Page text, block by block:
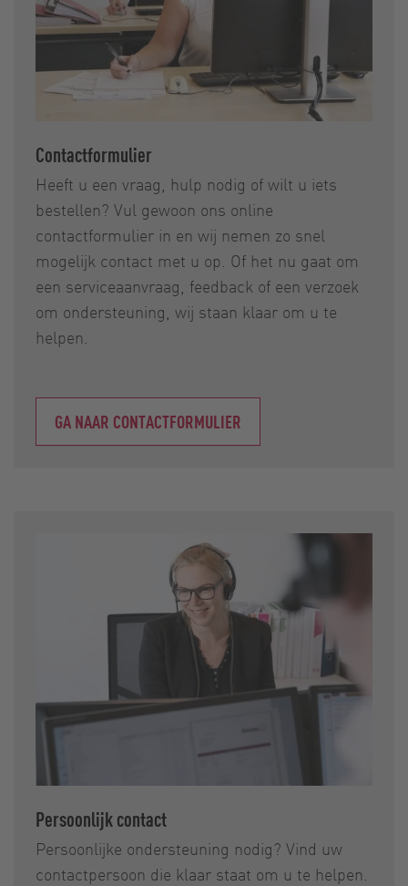
Contactformulier
Heeft u een vraag, hulp nodig of wilt u iets
bestellen? Vul gewoon ons online
contactformulier in en wij nemen zo snel
mogelijk contact met u op. Of het nu gaat om
een serviceaanvraag, feedback of een verzoek
om ondersteuning, wij staan klaar om u te
helpen.
GA NAAR CONTACTFORMULIER
Persoonlijk contact
Persoonlijke ondersteuning nodig? Vind uw
contactpersoon die klaar staat om u te helpen.